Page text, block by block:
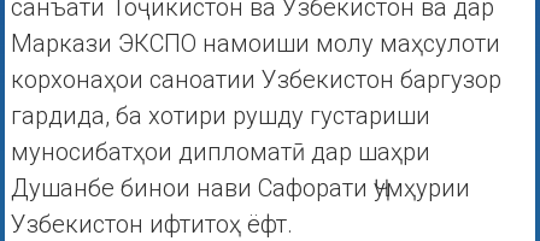
санъати Тоҷикистон ва Узбекистон ва дар
Маркази ЭКСПО намоиши молу маҳсулоти
корхонаҳои саноатии Узбекистон баргузор
гардида, ба хотири рушду густариши
муносибатҳои дипломатӣ дар шаҳри
Душанбе бинои нави Сафорати Ҷумҳурии
Узбекистон ифтитоҳ ёфт.